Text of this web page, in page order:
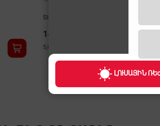
ԼՈՒՍԱՅԻՆ
SIMFER F7508BLACK
149,000 ֏
5,600 ֏